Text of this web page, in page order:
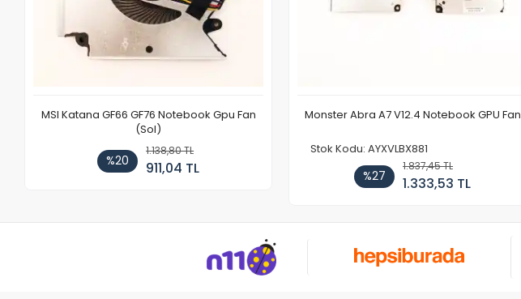
MSI Katana GF66 GF76 Notebook Gpu Fan
(Sol)
%20
1.138,80 TL
911,04 TL
Monster Abra A7 V12.4 Notebook GPU Fan
Stok Kodu: AYXVLBX881
%27
1.837,45 TL
1.333,53 TL